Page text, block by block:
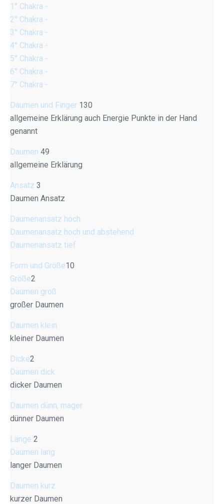
1° Chakra -
2° Chakra -
3° Chakra -
4° Chakra -
5° Chakra -
6° Chakra -
7° Chakra -
Daumen und Finger 130
allgemeine Erklärung auch Energie Punkte in der Hand
genannt
Daumen 49
allgemeine Erklärung
Ansatz 3
Daumen Ansatz
Daumenansatz hoch
Daumenansatz hoch und abstehend
Daumenansatz tief
Form und Größe10
Größe2
Daumen groß
großer Daumen
Daumen klein
kleiner Daumen
Dicke2
Daumen dick
dicker Daumen
Daumen dünn, mager
dünner Daumen
Länge 2
Daumen lang
langer Daumen
Daumen kurz
kurzer Daumen